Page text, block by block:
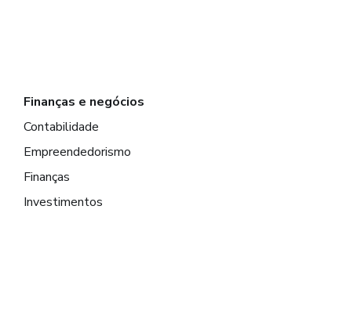
Finanças e negócios
Contabilidade
Empreendedorismo
Finanças
Investimentos